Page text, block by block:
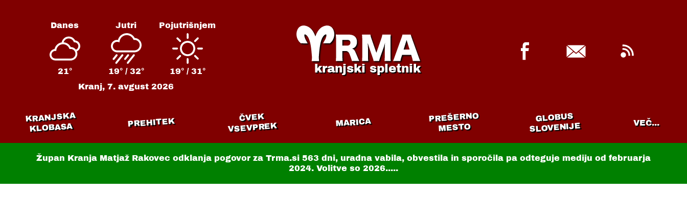
Danes
21°
Jutri
19° / 32°
Pojutrišnjem
19° / 31°
Kranj,7. avgust 2026
kranjski spletnik
KRANJSKA
KLOBASA PREHITEK ČVEK
VSEVPREK MARICA PREŠERNO
MESTO
GLOBUS
SLOVENIJE VEČ...
Župan Kranja Matjaž Rakovec odklanja pogovor za Trma.si 563 dni, uradna vabila, obvestila in sporočila pa odteguje mediju od februarja
2024. Volitve so 2026.....